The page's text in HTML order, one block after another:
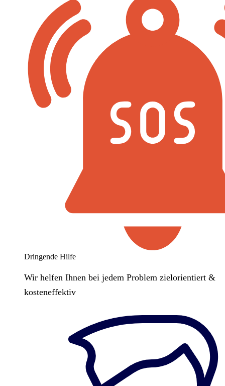
Dringende Hilfe
Wir helfen Ihnen bei jedem Problem zielorientiert &
kosteneffektiv